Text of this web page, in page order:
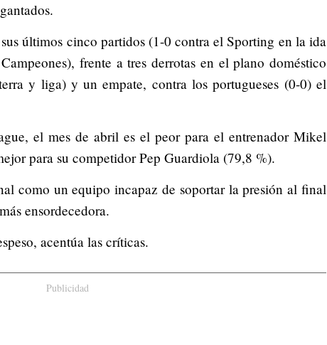
últimos cinco partidos (1-0 contra el Sporting en la ida
frente a tres derrotas en el plano doméstico
y liga) y un empate, contra los portugueses (0-0) el
el mes de abril es el peor para el entrenador Mikel
para su competidor Pep Guardiola (79,8 %).
como un equipo incapaz de soportar la presión al final
ensordecedora.
acentúa las críticas.
Publicidad